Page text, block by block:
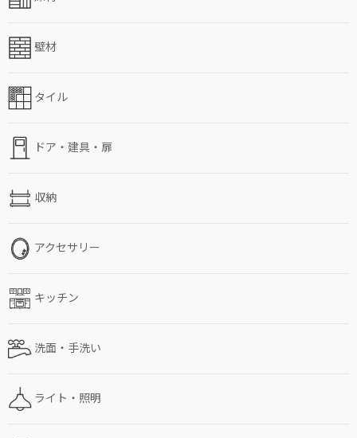
壁材
タイル
ドア・建具・扉
収納
アクセサリー
キッチン
洗面・手洗い
ライト・照明